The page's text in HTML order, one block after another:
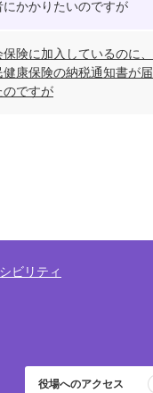
にかかりたいのですが
険に加入しているのに、
健康保険の納税通知書が届
のですが
ビリティ
役場へのアクセス